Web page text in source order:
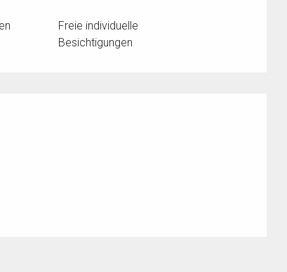
Freie individuelle
Besichtigungen